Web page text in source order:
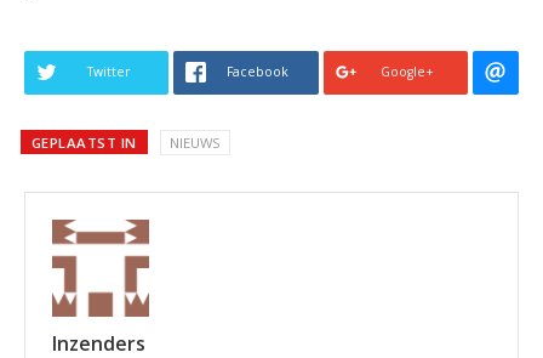
Twitter Facebook Google+
GEPLAATST IN NIEUWS
Inzenders